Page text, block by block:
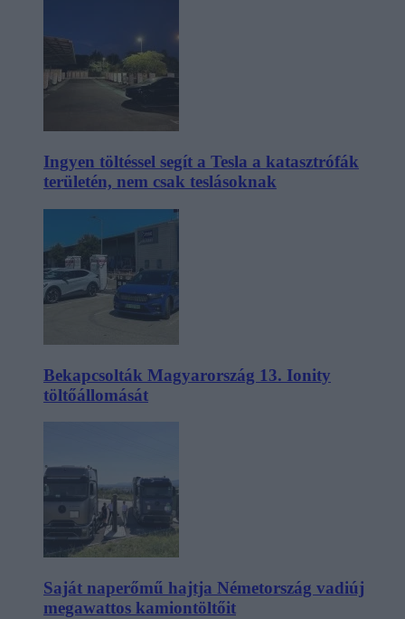
Ingyen töltéssel segít a Tesla a katasztrófák
területén, nem csak teslásoknak
Bekapcsolták Magyarország 13. Ionity
töltőállomását
Saját naperőmű hajtja Németország vadiúj
megawattos kamiontöltőit